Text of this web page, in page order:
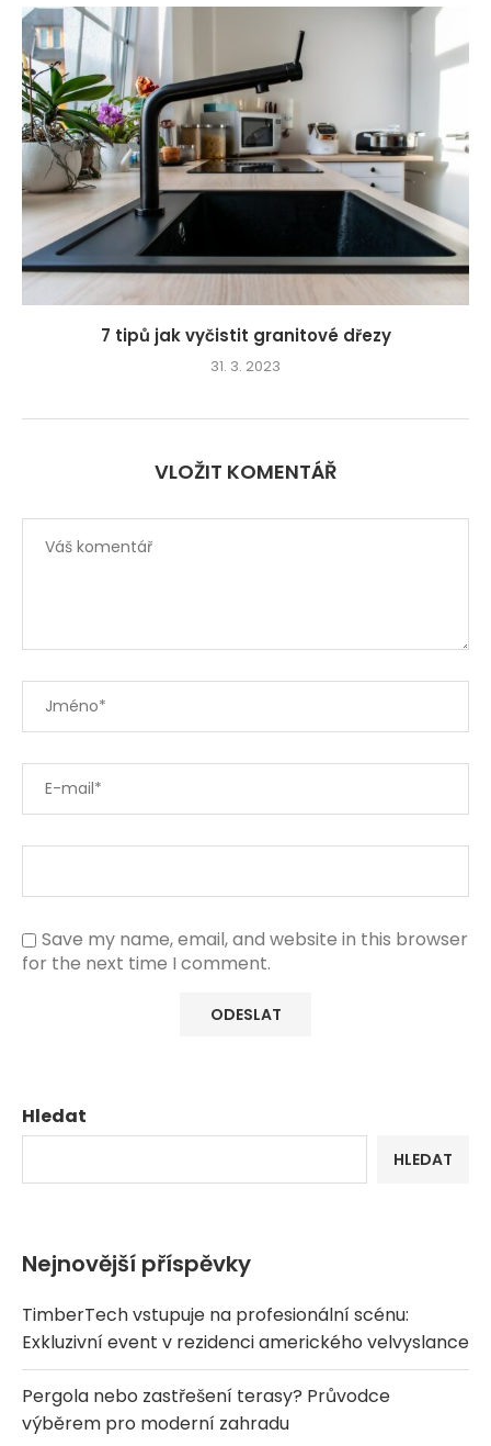
7 tipů jak vyčistit granitové dřezy
31. 3. 2023
VLOŽIT KOMENTÁŘ
Save my name, email, and website in this browser
for the next time I comment.
Hledat
HLEDAT
Nejnovější příspěvky
TimberTech vstupuje na profesionální scénu:
Exkluzivní event v rezidenci amerického velvyslance
Pergola nebo zastřešení terasy? Průvodce
výběrem pro moderní zahradu